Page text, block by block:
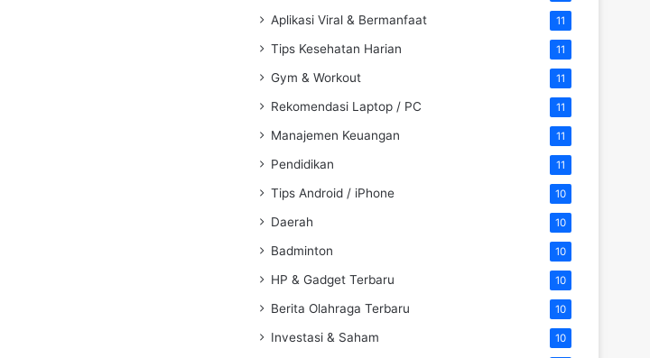
Aplikasi Viral & Bermanfaat 11
Tips Kesehatan Harian 11
Gym & Workout 11
Rekomendasi Laptop / PC 11
Manajemen Keuangan 11
Pendidikan 11
Tips Android / iPhone 10
Daerah 10
Badminton 10
HP & Gadget Terbaru 10
Berita Olahraga Terbaru 10
Investasi & Saham 10